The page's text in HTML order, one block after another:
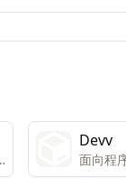
Devv
面向程
引擎